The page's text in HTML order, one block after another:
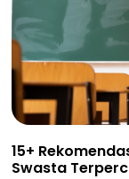
15+
Swasta